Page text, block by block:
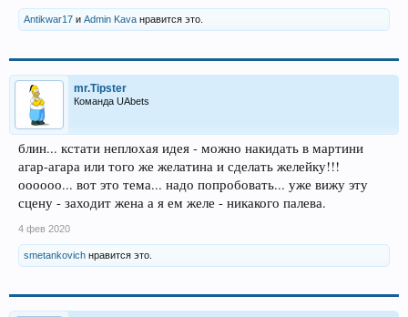
Antikwar17 и Admin Kava нравится это.
mr.Tipster
Команда UAbets
блин... кстати неплохая идея - можно накидать в мартини
агар-агара или того же желатина и сделать желейку!!!
оооооо... вот это тема... надо попробовать... уже вижу эту
сцену - заходит жена а я ем желе - никакого палева.
4 фев 2020
smetankovich нравится это.